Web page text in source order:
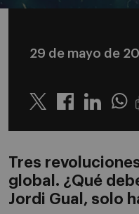
29 de mayo de
Twitter Linkedin
Tres
global. ¿Qué
Jordi Gual, solo